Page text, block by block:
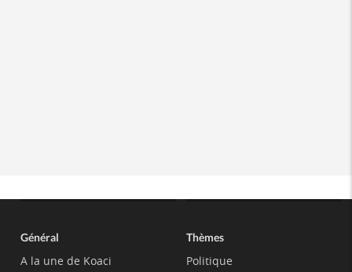
Général
A la une de Koaci
Thèmes
Politique